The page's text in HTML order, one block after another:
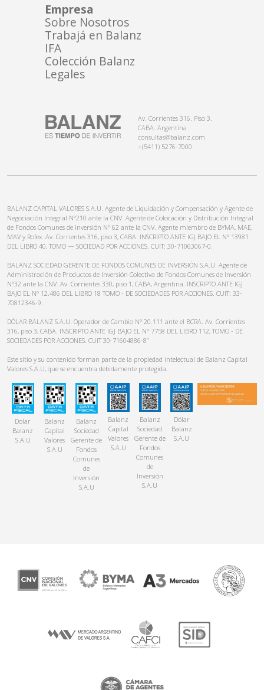
Av. Corrientes 316. Piso 3.
CABA. Argentina
consultas@balanz.com
+(5411) 5276-7000
Empresa
Sobre Nosotros
Trabajá en Balanz
IFA
Colección Balanz
Legales
BALANZ CAPITAL VALORES S.A.U. Agente de Liquidación y Compensación y Agente de
Negociación Integral N°210 ante la CNV. Agente de Colocación y Distribución Integral
de Fondos Comunes de Inversión N° 62 ante la CNV. Agente miembro de BYMA, MAE,
MAV y Rofex. Av. Corrientes 316, piso 3, CABA. INSCRIPTO ANTE IGJ BAJO EL N° 13981
DEL LIBRO 40, TOMO — SOCIEDAD POR ACCIONES. CUIT: 30-71063067-0.
BALANZ SOCIEDAD GERENTE DE FONDOS COMUNES DE INVERSIÓN S.A.U. Agente de
Administración de Productos de Inversión Colectiva de Fondos Comunes de Inversión
N°32 ante la CNV. Av. Corrientes 330, piso 1, CABA, Argentina. INSCRIPTO ANTE IGJ
BAJO EL N° 12.486 DEL LIBRO 18 TOMO - DE SOCIEDADES POR ACCIONES. CUIT: 33-
70812346-9.
DÓLAR BALANZ S.A.U. Operador de Cambio N° 20.111 ante el BCRA. Av. Corrientes
316, piso 3, CABA. INSCRIPTO ANTE IGJ BAJO EL N° 7758 DEL LIBRO 112, TOMO - DE
SOCIEDADES POR ACCIONES. CUIT 30-71604886-8”
Este sitio y su contenido forman parte de la propiedad intelectual de Balanz Capital
Valores S.A.U, que se encuentra debidamente protegida.
Dolar
Balanz
S.A.U
Balanz
Capital
Valores
S.A.U
Balanz
Sociedad
Gerente de
Fondos
Comunes
de
Inversión
S.A.U
Balanz
Capital
Valores
S.A.U
Balanz
Sociedad
Gerente de
Fondos
Comunes
de
Inversión
S.A.U
Dólar
Balanz
S.A.U